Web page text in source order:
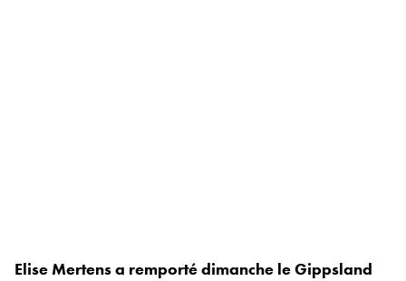
Elise Mertens a remporté dimanche le Gippsland